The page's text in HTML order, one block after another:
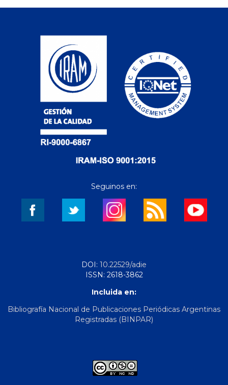
Seguinos en:
DOI: 10.22529/adie
ISSN: 2618-3862
Incluida en:
Bibliografía Nacional de Publicaciones Periódicas Argentinas
Registradas (BINPAR)